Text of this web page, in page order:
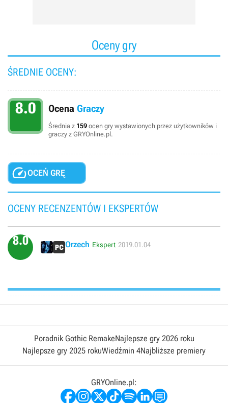
Oceny gry
ŚREDNIE OCENY:
8.0 Ocena Graczy
Średnia z 159 ocen gry wystawionych przez użytkowników i
graczy z GRYOnline.pl.
OCEŃ GRĘ
OCENY RECENZENTÓW I EKSPERTÓW
8.0 Orzech Ekspert 2019.01.04
Poradnik Gothic RemakeNajlepsze gry 2026 roku
Najlepsze gry 2025 rokuWiedźmin 4Najbliższe premiery
GRYOnline.pl: